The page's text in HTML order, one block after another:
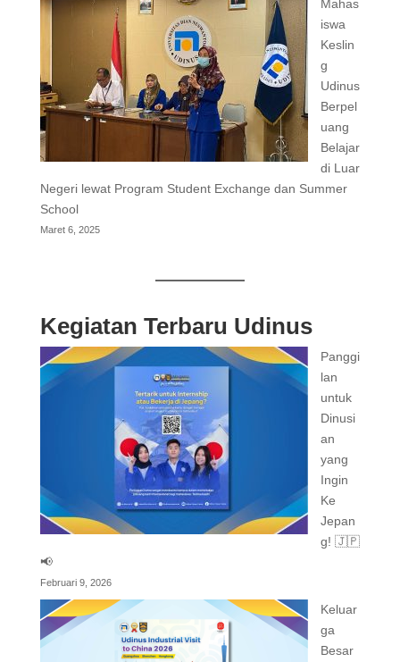
Mahas
iswa
Keslin
g
Udinus
Berpel
uang
Belajar
di Luar
Negeri lewat Program Student Exchange dan Summer
School
Maret 6, 2025
Kegiatan Terbaru Udinus
Panggi
lan
untuk
Dinusi
an
yang
Ingin
Ke
Jepan
g! 🇯🇵
📢
Februari 9, 2026
Keluar
ga
Besar